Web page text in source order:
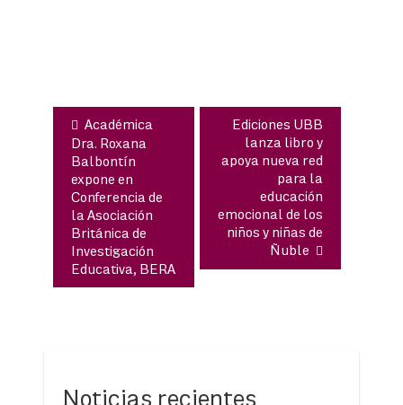
Académica
Dra. Roxana
Balbontín
expone en
Conferencia de
la Asociación
Británica de
Investigación
Educativa, BERA
Ediciones UBB
lanza libro y
apoya nueva red
para la
educación
emocional de los
niños y niñas de
Ñuble
Noticias recientes